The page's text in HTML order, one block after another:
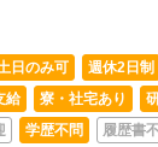
様やキャストの方に
の清掃や備品の管理
日のみ可 週休2日制
給 寮・社宅あり
学歴不問 履歴書